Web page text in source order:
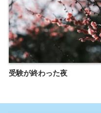
受験が終わった夜